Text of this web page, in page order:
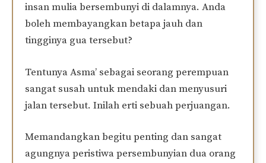
insan mulia bersembunyi di dalamnya. Anda
boleh membayangkan betapa jauh dan
tingginya gua tersebut?
Tentunya Asma’ sebagai seorang perempuan
sangat susah untuk mendaki dan menyusuri
jalan tersebut. Inilah erti sebuah perjuangan.
Memandangkan begitu penting dan sangat
agungnya peristiwa persembunyian dua orang